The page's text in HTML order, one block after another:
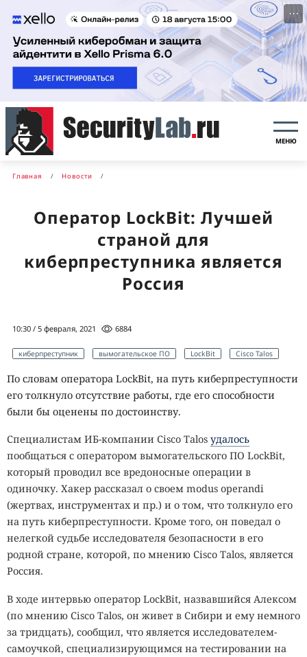
···
МЕНЮ
Главная Новости
Оператор LockBit: Лучшей
страной для
киберпреступника является
Россия
10:30 / 5 февраля, 2021 6884
киберпреступник вымогательское ПО LockBit Cisco Talos
По словам оператора LockBit, на путь киберпреступности
его толкнуло отсутствие работы, где его способности
были бы оценены по достоинству.
Специалистам ИБ-компании Cisco Talos удалось
пообщаться с оператором вымогательского ПО LockBit,
который проводил все вредоносные операции в
одиночку. Хакер рассказал о своем modus operandi
(жертвах, инструментах и пр.) и о том, что толкнуло его
на путь киберпреступности. Кроме того, он поведал о
нелегкой судьбе исследователя безопасности в его
родной стране, которой, по мнению Cisco Talos, является
Россия.
В ходе интервью оператор LockBit, назвавшийся Алексом
(по мнению Cisco Talos, он живет в Сибири и ему немного
за тридцать), сообщил, что является исследователем-
самоучкой, специализирующимся на тестировании на